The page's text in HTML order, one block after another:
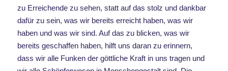
zu Erreichende zu sehen, statt auf das stolz und dankbar
dafür zu sein, was wir bereits erreicht haben, was wir
haben und was wir sind. Auf das zu blicken, was wir
bereits geschaffen haben, hilft uns daran zu erinnern,
dass wir alle Funken der göttliche Kraft in uns tragen und